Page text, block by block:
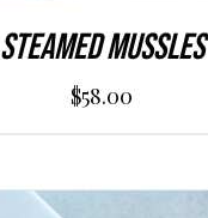
Steamed Mussles
$58.00